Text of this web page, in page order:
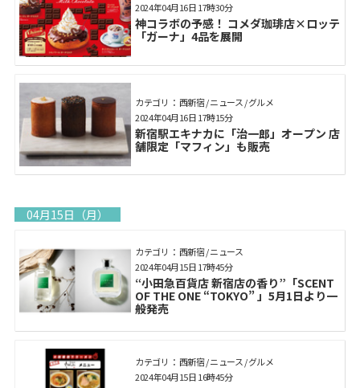
神コラボの予感！ コメダ珈琲店×ロッテ
「ガーナ」4品を展開
2024年04月16日 17時30分
カテゴリ： 西新宿 / ニュース / グルメ
新宿駅エキナカに「治一郎」オープン 店
舗限定「マフィン」も販売
2024年04月16日 17時15分
04月15日（月）
カテゴリ： 西新宿 / ニュース
“小田急百貨店 新宿店の香り”「SCENT
OF THE ONE “TOKYO” 」5月1日より一
般発売
2024年04月15日 17時45分
カテゴリ： 西新宿 / ニュース / グルメ
2024年04月15日 16時45分